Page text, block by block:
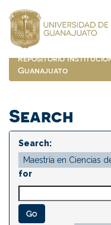
navigation
Repositorio
Guanajuato
Search
Search:
for